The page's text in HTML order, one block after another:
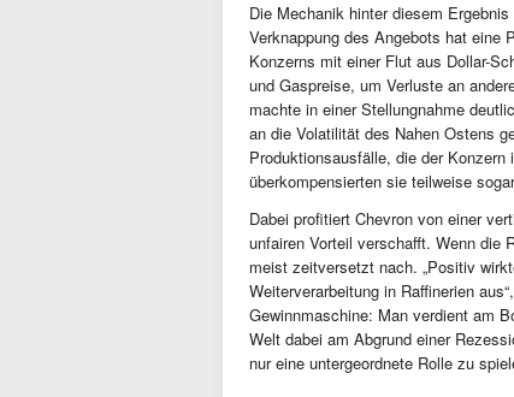
Die Mechanik hinter diesem
Verknappung des Angebots hat eine
Konzerns mit einer Flut aus Dollar-
und Gaspreise, um Verluste an
machte in einer Stellungnahme
an die Volatilität des Nahen Ostens
Produktionsausfälle, die der
überkompensierten sie teilweise
Dabei profitiert Chevron von einer
unfairen Vorteil verschafft. Wenn die
meist zeitversetzt nach. „Positiv
Weiterverarbeitung in Raffinerien
Gewinnmaschine: Man verdient am
Welt dabei am Abgrund einer
nur eine untergeordnete Rolle zu